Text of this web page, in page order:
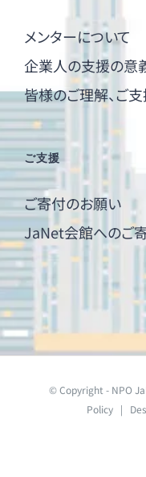
メンターについて
企業人の支援の意
皆様のご理解、ご
ご支援
ご寄付のお願い
JaNet会館へのご
© Copyright - NPO
Policy |